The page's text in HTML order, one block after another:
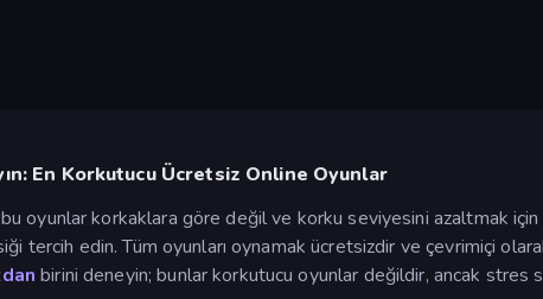
En Korkutucu Ücretsiz Online Oyunlar
oyunlar korkaklara göre değil ve korku seviyesini azaltmak
tercih edin. Tüm oyunları oynamak ücretsizdir ve çevrimiçi
birini deneyin; bunlar korkutucu oyunlar değildir, ancak stres